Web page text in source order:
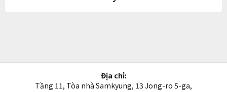
Địa chỉ:
Tầng 11, Tòa nhà Samkyung, 13 Jong-ro 5-ga,